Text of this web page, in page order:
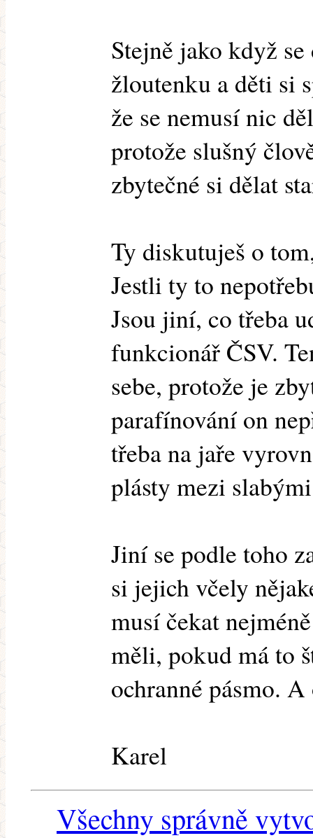
Stejně jako když
žloutenku a děti si
že se nemusí nic
protože slušný
zbytečné si dělat
Ty diskutuješ o
Jestli ty to
Jsou jiní, co třeba
funkcionář ČSV.
sebe, protože je
parafínování on
třeba na jaře
plásty mezi
Jiní se podle toho
si jejich včely
musí čekat
měli, pokud má to
ochranné pásmo.
Karel
Všechny správně